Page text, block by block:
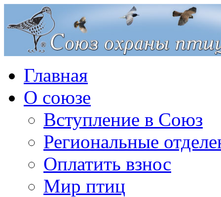
Главная
О союзе
Вступление в Союз
Региональные
Оплатить взнос
Мир птиц